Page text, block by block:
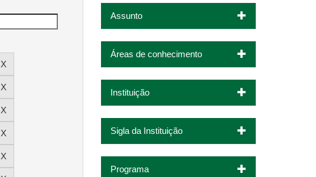
Assunto
Áreas de conhecimento
Instituição
Sigla da Instituição
Programa